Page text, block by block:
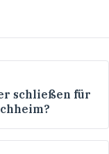
schließen für